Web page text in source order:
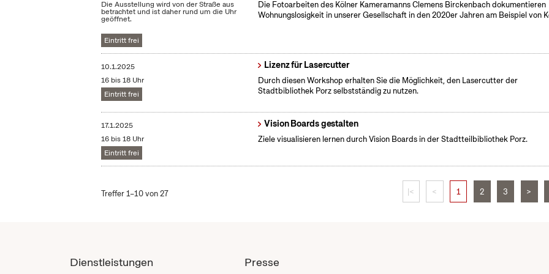
Die Ausstellung wird von der Straße aus
betrachtet und ist daher rund um die Uhr
geöffnet.
Eintritt frei
Die Fotoarbeiten des Kölner Kameramanns Clemens Birckenbach dokumentieren
Wohnungslosigkeit in unserer Gesellschaft in den 2020er Jahren am Beispiel von
10.1.2025
16 bis 18 Uhr
Eintritt frei
Lizenz für Lasercutter
Durch diesen Workshop erhalten Sie die Möglichkeit, den Lasercutter der
Stadtbibliothek Porz selbstständig zu nutzen.
17.1.2025
16 bis 18 Uhr
Eintritt frei
Vision Boards gestalten
Ziele visualisieren lernen durch Vision Boards in der Stadtteilbibliothek Porz.
Treffer 1–10 von 27 |< < 1 2 3 >
Dienstleistungen Presse